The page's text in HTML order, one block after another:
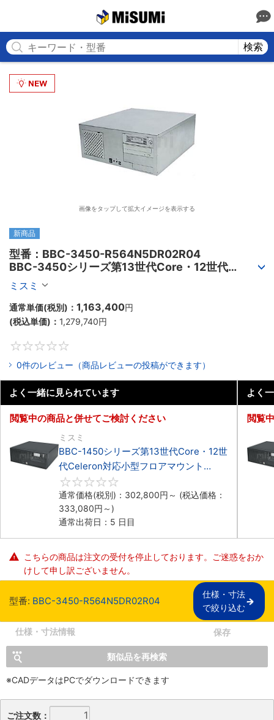
検索
画像をタップして拡大イメージを表示する
新商品
型番：BBC-3450-R564N5DR02R04
BBC-3450シリーズ第13世代Core・12世代
Celeron対応フロアマウント4PCIe
ミスミ
通常単価(税別)： 1,163,400円
(税込単価)： 1,279,740円
0件のレビュー（商品レビューの投稿ができます）
よく一緒に見られています
閲覧中の商品と併せてご検討ください
ミスミ
BBC-1450シリーズ第13世代Core・12世
代Celeron対応小型フロアマウント
4PCIe
通常価格(税別)： 302,800円 ～ (税込価格：
333,080円 ～)
通常出荷日：5 日目
よく
閲覧
こちらの商品は注文の受付を停止しております。ご迷惑をおか
けして申し訳ございません。
型番: BBC-3450-R564N5DR02R04
仕様・寸法
で絞り込む
仕様・寸法情報 保存
類似品を再検索
※CADデータはPCでダウンロードできます
ご注文数：